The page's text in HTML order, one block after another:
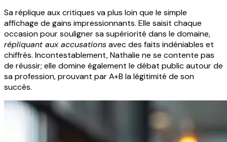
Sa réplique aux critiques va plus loin que le simple
affichage de gains impressionnants. Elle saisit chaque
occasion pour souligner sa supériorité dans le domaine,
répliquant aux accusationsavec des faits indéniables et
chiffrés. Incontestablement, Nathalie ne se contente pas
de réussir; elle domine également le débat public autour de
sa profession, prouvant par A+B la légitimité de son
succès.